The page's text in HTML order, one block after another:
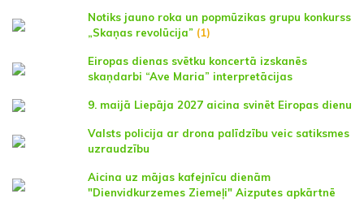
Notiks jauno roka un popmūzikas grupu konkurss
„Skaņas revolūcija” (1)
Eiropas dienas svētku koncertā izskanēs
skaņdarbi “Ave Maria” interpretācijas
9. maijā Liepāja 2027 aicina svinēt Eiropas dienu
Valsts policija ar drona palīdzību veic satiksmes
uzraudzību
Aicina uz mājas kafejnīcu dienām
"Dienvidkurzemes Ziemeļi" Aizputes apkārtnē